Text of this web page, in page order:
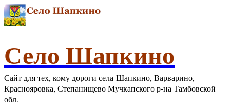
Село Шапкино
Сайт для тех, кому дороги села Шапкино, Варварино,
Краснояровка, Степанищево Мучкапского р-на Тамбовской
обл.